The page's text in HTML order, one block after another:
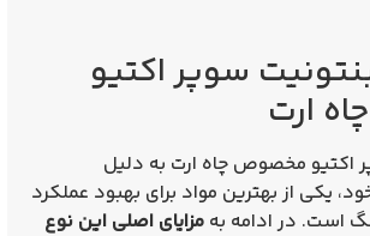
سوپر اکتیو
ارت
اکتیو مخصوص چاه ارت به دلیل
یکی از بهترین مواد برای بهبود عملکرد
است. در ادامه به مزایای اصلی این نوع